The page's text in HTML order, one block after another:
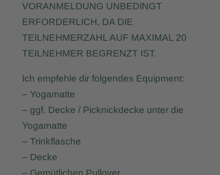
VORANMELDUNG UNBEDINGT
ERFORDERLICH, DA DIE
TEILNEHMERZAHL AUF MAXIMAL 20
TEILNEHMER BEGRENZT IST.
Ich empfehle dir folgendes Equipment:
– Yogamatte
– ggf. Decke / Picknickdecke unter die
Yogamatte
– Trinkflasche
– Decke
– Gemütlichen Pullover